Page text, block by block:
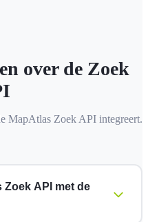
over de Zoek
MapAtlas Zoek API integreert.
Zoek API met de